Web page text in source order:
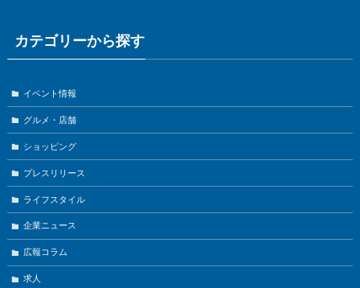
カテゴリーから探す
イベント情報
グルメ・店舗
ショッピング
プレスリリース
ライフスタイル
企業ニュース
広報コラム
求人